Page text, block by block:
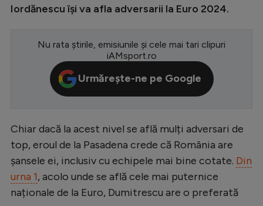
Europa League
CM 2026
Premier League
LaLiga
Bundesliga
Ligue 1
Iordănescu își va afla adversarii la Euro 2024.
Nu rata știrile, emisiunile și cele mai tari clipuri
iAMsport.ro
Urmărește-ne pe Google
Chiar dacă la acest nivel se află mulți adversari de
top, eroul de la Pasadena crede că România are
șansele ei, inclusiv cu echipele mai bine cotate. Din
urna 1, acolo unde se află cele mai puternice
naționale de la Euro, Dumitrescu are o preferată